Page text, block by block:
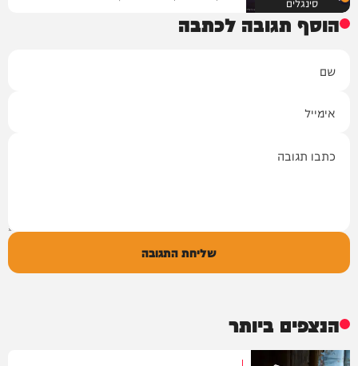
הוסף תגובה לכתבה
שליחת התגובה
הנצפים ביותר